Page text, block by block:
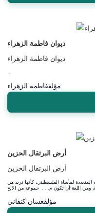
ديوان فاطمة الزهراء
ديوان فاطمة الزهراء
مؤلففاطمة الزهراء
أرض البرتقال الحزين
أرض البرتقال الحزين
لمأساة الفلسطيني، كأنها تريد من
مؤلفغسان كنفاني